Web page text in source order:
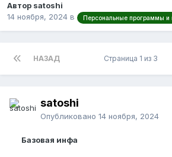
Автор satoshi
14 ноября, 2024 в Персональные программы и
НАЗАД Страница 1 из 3
satoshi
Опубликовано 14 ноября, 2024
Базовая инфа